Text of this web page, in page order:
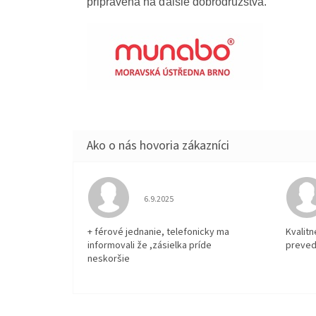
Hodnotenie obchodu je 5 z 5 hviezdičiek.
6.9.2025
+ férové jednanie, telefonicky ma
informovali že ,zásielka príde
neskoršie